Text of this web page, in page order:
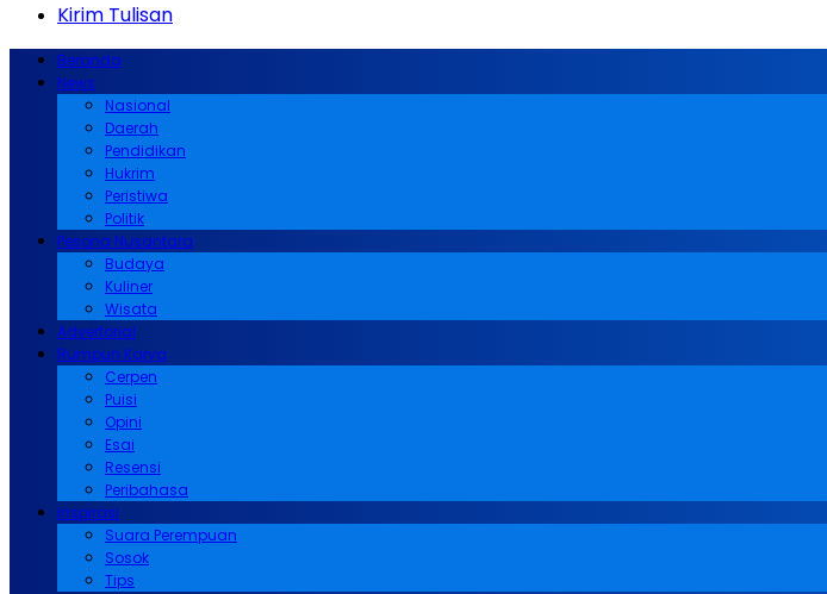
Kirim Tulisan
Beranda
News
Nasional
Daerah
Pendidikan
Hukrim
Peristiwa
Politik
Pesona Nusantara
Budaya
Kuliner
Wisata
Advertorial
Rumpun Karya
Cerpen
Puisi
Opini
Esai
Resensi
Peribahasa
Inspirasi
Suara Perempuan
Sosok
Tips